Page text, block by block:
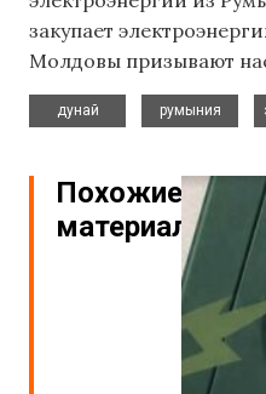
закупает
Молдовы призывают
дунай
румыния
Похожие
материалы